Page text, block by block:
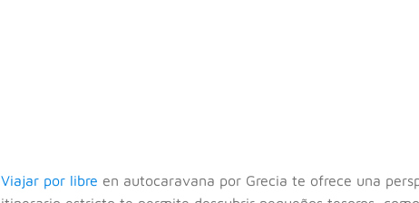
Viajar por libre en autocaravana por Grecia te ofrece una